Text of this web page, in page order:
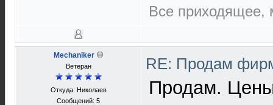
Все приходящее,
Mechaniker
Ветеран
Откуда: Николаев
Сообщений: 5
RE: Продам
Продам.